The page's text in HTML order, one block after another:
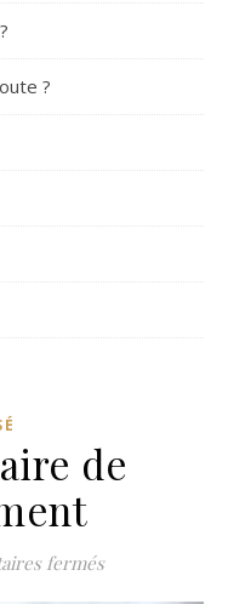
?
de
ferméssur Dallages